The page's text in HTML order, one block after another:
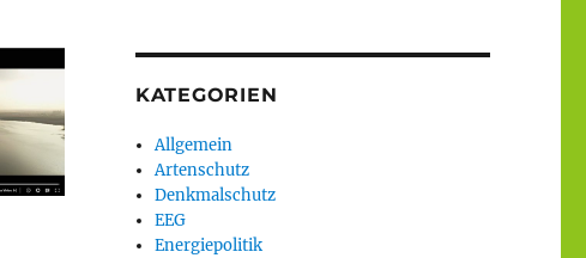
KATEGORIEN
Allgemein
Artenschutz
Denkmalschutz
EEG
Energiepolitik